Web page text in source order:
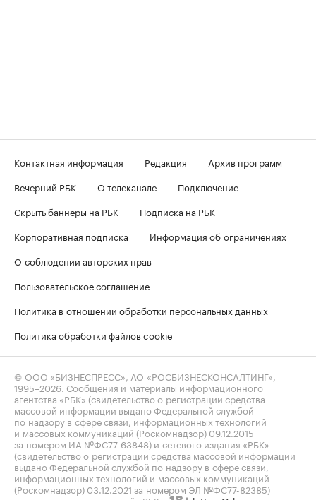
Контактная информация Редакция
Архив программ
Вечерний РБК
О телеканале
Подключение
Скрыть баннеры на РБК
Подписка на РБК
Корпоративная подписка
Информация об ограничениях
О соблюдении авторских прав
Пользовательское соглашение
Политика в отношении обработки персональных данных
Политика обработки файлов cookie
© ООО «БИЗНЕСПРЕСС», АО «РОСБИЗНЕСКОНСАЛТИНГ»,
1995–2026 . Сообщения и материалы информационного
агентства «РБК» (свидетельство о регистрации средства
массовой информации выдано Федеральной службой
по надзору в сфере связи, информационных технологий
и массовых коммуникаций (Роскомнадзор) 09.12.2015
за номером ИА №ФС77-63848) и сетевого издания «РБК»
(свидетельство о регистрации средства массовой информации
выдано Федеральной службой по надзору в сфере связи,
информационных технологий и массовых коммуникаций
(Роскомнадзор) 03.12.2021 за номером ЭЛ №ФС77-82385)